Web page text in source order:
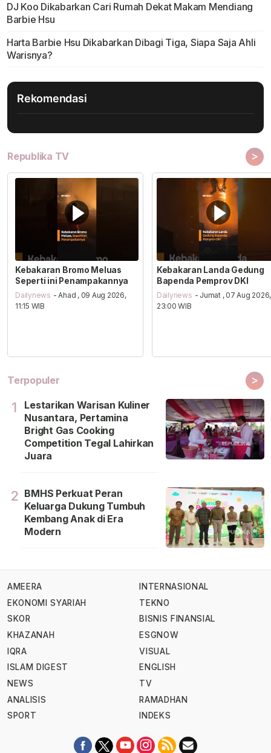
DJ Koo Dikabarkan Cari Rumah Dekat Makam Mendiang
Barbie Hsu
Harta Barbie Hsu Dikabarkan Dibagi Tiga, Siapa Saja Ahli
Warisnya?
Rekomendasi
Republika TV >
Kebakaran Bromo Meluas
Seperti ini Penampakannya
Dailynews - Ahad , 09 Aug 2026,
11:15 WIB
Kebakaran Landa Gedung
Bapenda Pemprov DKI
Dailynews - Jumat , 07 Aug 2026,
23:00 WIB
Terpopuler >
1
Lestarikan Warisan Kuliner
Nusantara, Pertamina
Bright Gas Cooking
Competition Tegal Lahirkan
Juara
2 BMHS Perkuat Peran
Keluarga Dukung Tumbuh
Kembang Anak di Era
Modern
AMEERA
EKONOMI SYARIAH
SKOR
KHAZANAH
IQRA
ISLAM DIGEST
NEWS
ANALISIS
SPORT
INTERNASIONAL
TEKNO
BISNIS FINANSIAL
ESGNOW
VISUAL
ENGLISH
TV
RAMADHAN
INDEKS